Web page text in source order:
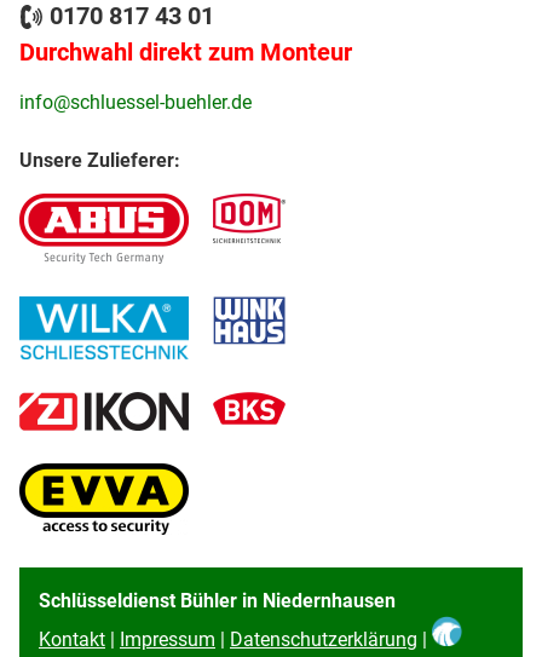
0170 817 43 01
Durchwahl direkt zum Monteur
info@schluessel-buehler.de
Unsere Zulieferer:
Schlüsseldienst Bühler in Niedernhausen
Kontakt | Impressum | Datenschutzerklärung |